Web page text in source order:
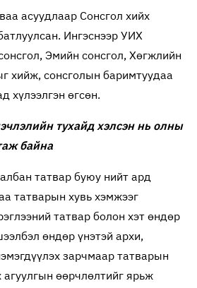
асуудлаар Сонсгол хийх
Ингэснээр УИХ
Эмийн сонсгол, Хөгжлийн
хийж, сонсголын баримтуудаа
хүлээлгэн өгсөн.
тухайд хэлсэн нь олны
байна
татвар буюу нийт ард
татварын хувь хэмжээг
татвар болон хэт өндөр
өндөр үнэтэй архи,
зарчмаар татварын
өөрчлөлтийг ярьж